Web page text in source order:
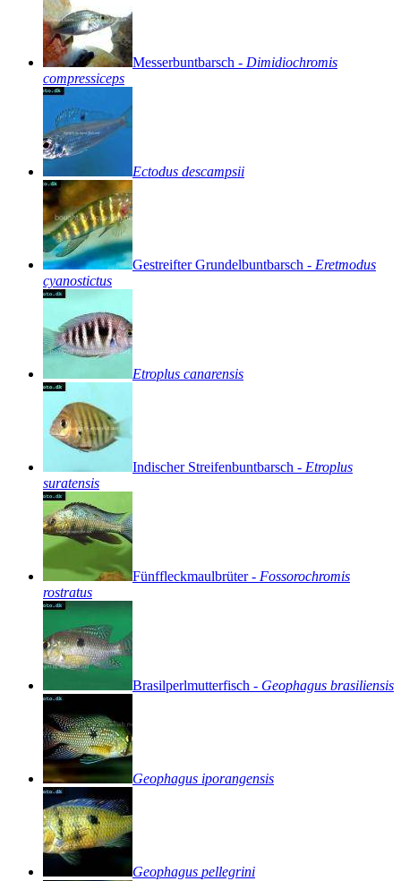
Messerbuntbarsch - Dimidiochromis
compressiceps
Ectodus descampsii
GestreifterGrundelbuntbarsch - Eretmodus
cyanostictus
Etroplus canarensis
Indischer Streifenbuntbarsch - Etroplus
suratensis
Fünffleckmaulbrüter- Fossorochromis
rostratus
Brasilperlmutterfisch - Geophagus brasiliensis
Geophagus iporangensis
Geophagus pellegrini